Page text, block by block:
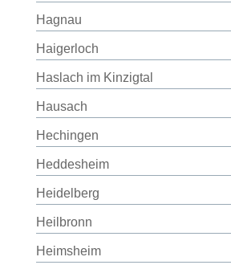
Hagnau
Haigerloch
Haslach im Kinzigtal
Hausach
Hechingen
Heddesheim
Heidelberg
Heilbronn
Heimsheim